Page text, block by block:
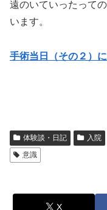
遠のいていったって
います。
手術当日（その２）
体験談・日記 入院
意識
X